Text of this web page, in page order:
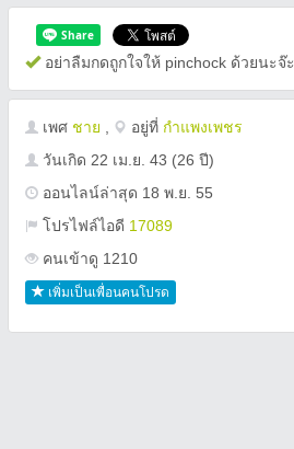
อย่าลืมกดถูกใจให้ pinchock ด้วยนะจ๊ะ
เพศ ชาย อยู่ที่ กำแพงเพชร
วันเกิด 22 เม.ย. 43 (26 ปี)
ออนไลน์ล่าสุด 18 พ.ย. 55
โปรไฟล์ไอดี 17089
คนเข้าดู 1210
เพิ่มเป็นเพื่อนคนโปรด